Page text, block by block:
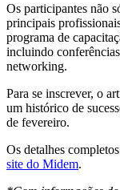
Os participantes não
principais
programa de
incluindo
networking.
Para se inscrever, o
um histórico de
de fevereiro.
Os detalhes
site do Midem.